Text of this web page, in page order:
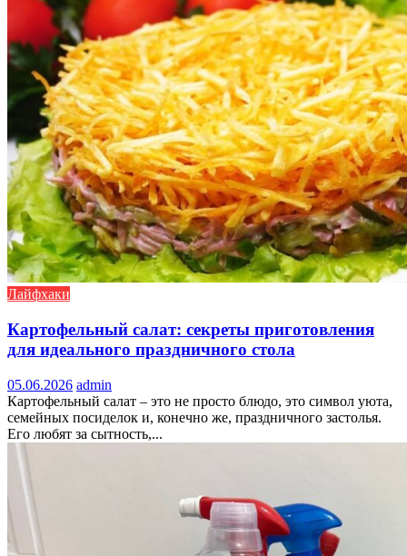
Лайфхаки
Картофельный салат: секреты приготовления
для идеального праздничного стола
05.06.2026 admin
Картофельный салат – это не просто блюдо, это символ уюта,
семейных посиделок и, конечно же, праздничного застолья.
Его любят за сытность,...